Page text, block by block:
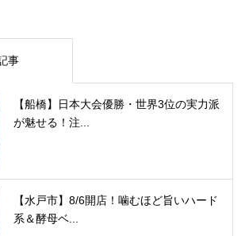
事
【船橋】日本大会優勝・世界3位の実力派
が魅せる！注...
【水戸市】8/6開店！噛むほど旨いハード
系＆酵母ベ...